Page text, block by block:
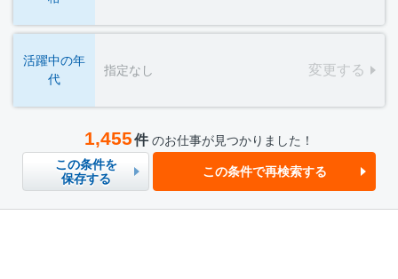
活躍中の年
代
指定なし 変更する
1,455件 のお仕事が見つかりました！
この条件を
保存する
この条件で再検索する